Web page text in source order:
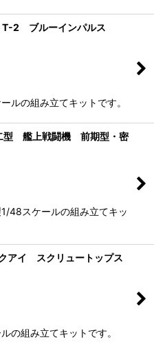
2 ブルーインパルス
ルの組み立てキットです。
艦上戦闘機 前期型・密
48スケールの組み立てキッ
イ スクリュートップス
の組み立てキットです。